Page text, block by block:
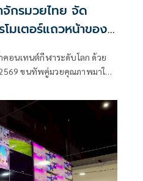
กรมวยไทย จัด
มเตอร์แถวหน้าของ
อนเทนต์กีฬาระดับโลก ด้วย
ขนทัพคู่มวยคุณภาพมาให้
Now) และทรูวิชั่นส์
คเบิ้ล สร้างปรากฏการณ์ด้วย
นแคมเปญยักษ์ที่ขนทัพคู่มวย
ย่างเต็มอิ่ม ตอกย้ำภาพลักษณ์
มบูรณ์แบบที่สุด